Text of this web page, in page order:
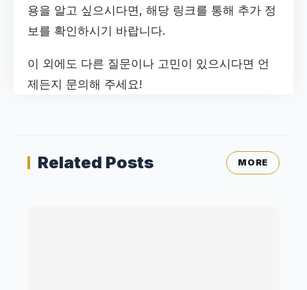
용을 알고 싶으시다면, 해당 링크를 통해 추가 정
보를 확인하시기 바랍니다.
이 외에도 다른 질문이나 고민이 있으시다면 언
제든지 문의해 주세요!
Related Posts MORE